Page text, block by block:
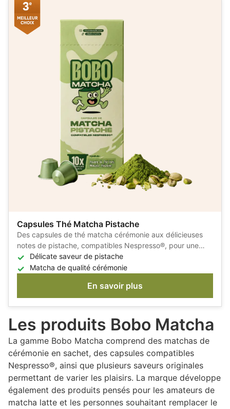
Capsules Thé Matcha Pistache
Des capsules de thé matcha cérémonie aux délicieuses
notes de pistache, compatibles Nespresso®, pour une
boisson gourmande et raffinée prête en quelques
secondes.
Délicate saveur de pistache
Matcha de qualité cérémonie
En savoir plus
Les produits Bobo Matcha
La gamme Bobo Matcha comprend des matchas de
cérémonie en sachet, des capsules compatibles
Nespresso®, ainsi que plusieurs saveurs originales
permettant de varier les plaisirs. La marque développe
également des produits pensés pour les amateurs de
matcha latte et les personnes souhaitant remplacer le